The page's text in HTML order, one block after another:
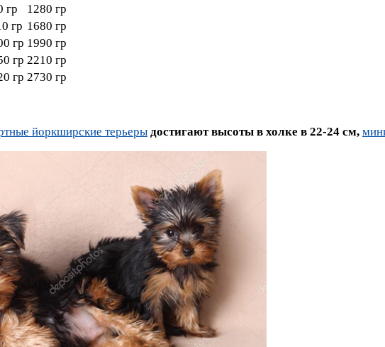
гр
1280 гр
гр 1680 гр
гр 1990 гр
гр 2210 гр
гр 2730 гр
йоркширские терьеры достигают высоты в холке в 22-24 см,